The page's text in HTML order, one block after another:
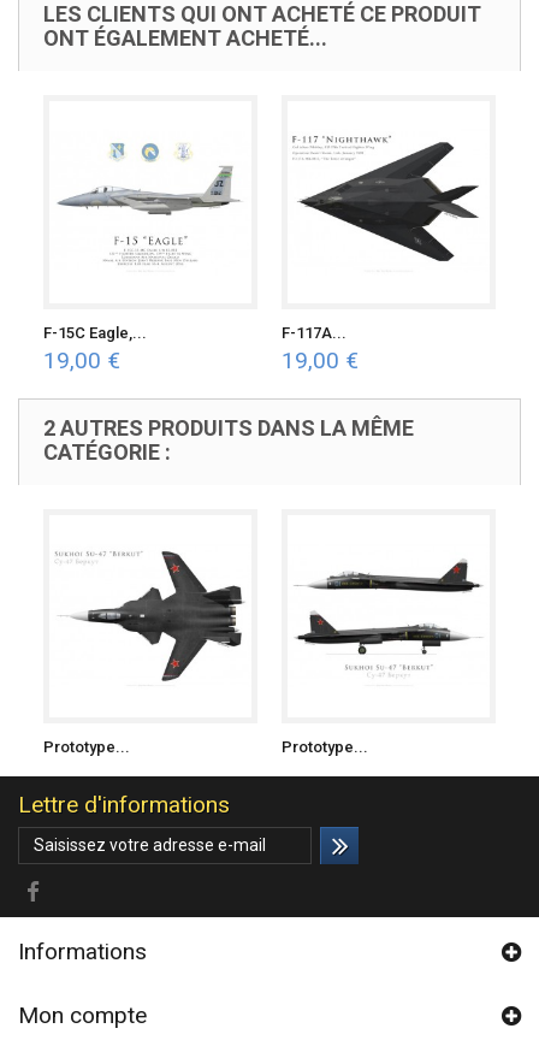
LES CLIENTS QUI ONT ACHETÉ CE PRODUIT
ONT ÉGALEMENT ACHETÉ...
F-15C Eagle,...
19,00 €
F-117A...
19,00 €
2 AUTRES PRODUITS DANS LA MÊME
CATÉGORIE :
Prototype... Prototype...
Lettre d'informations
Informations
Mon compte